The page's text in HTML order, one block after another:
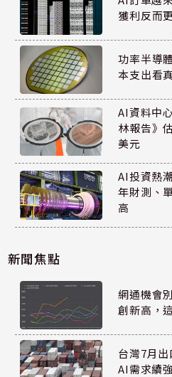
獲利反而
功率半導
本支出看
AI資料中
林報告》
美元
AI投資熱
年財測、
高
新聞焦點
網通機會
創新高，
台灣7月
AI需求續